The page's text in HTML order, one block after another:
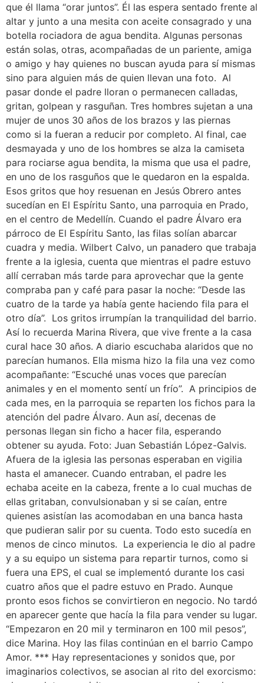
que él llama “orar juntos”. Él las espera sentado frente al
altar y junto a una mesita con aceite consagrado y una
botella rociadora de agua bendita. Algunas personas
están solas, otras, acompañadas de un pariente, amiga
o amigo y hay quienes no buscan ayuda para sí mismas
sino para alguien más de quien llevan una foto. Al
pasar donde el padre lloran o permanecen calladas,
gritan, golpean y rasguñan. Tres hombres sujetan a una
mujer de unos 30 años de los brazos y las piernas
como si la fueran a reducir por completo. Al final, cae
desmayada y uno de los hombres se alza la camiseta
para rociarse agua bendita, la misma que usa el padre,
en uno de los rasguños que le quedaron en la espalda.
Esos gritos que hoy resuenan en Jesús Obrero antes
sucedían en El Espíritu Santo, una parroquia en Prado,
en el centro de Medellín. Cuando el padre Álvaro era
párroco de El Espíritu Santo, las filas solían abarcar
cuadra y media. Wilbert Calvo, un panadero que trabaja
frente a la iglesia, cuenta que mientras el padre estuvo
allí cerraban más tarde para aprovechar que la gente
compraba pan y café para pasar la noche: “Desde las
cuatro de la tarde ya había gente haciendo fila para el
otro día”. Los gritos irrumpían la tranquilidad del barrio.
Así lo recuerda Marina Rivera, que vive frente a la casa
cural hace 30 años. A diario escuchaba alaridos que no
parecían humanos. Ella misma hizo la fila una vez como
acompañante: “Escuché unas voces que parecían
animales y en el momento sentí un frío”. A principios de
cada mes, en la parroquia se reparten los fichos para la
atención del padre Álvaro. Aun así, decenas de
personas llegan sin ficho a hacer fila, esperando
obtener su ayuda. Foto: Juan Sebastián López-Galvis.
Afuera de la iglesia las personas esperaban en vigilia
hasta el amanecer. Cuando entraban, el padre les
echaba aceite en la cabeza, frente a lo cual muchas de
ellas gritaban, convulsionaban y si se caían, entre
quienes asistían las acomodaban en una banca hasta
que pudieran salir por su cuenta. Todo esto sucedía en
menos de cinco minutos. La experiencia le dio al padre
y a su equipo un sistema para repartir turnos, como si
fuera una EPS, el cual se implementó durante los casi
cuatro años que el padre estuvo en Prado. Aunque
pronto esos fichos se convirtieron en negocio. No tardó
en aparecer gente que hacía la fila para vender su lugar.
“Empezaron en 20 mil y terminaron en 100 mil pesos”,
dice Marina. Hoy las filas continúan en el barrio Campo
Amor. *** Hay representaciones y sonidos que, por
imaginarios colectivos, se asocian al rito del exorcismo: